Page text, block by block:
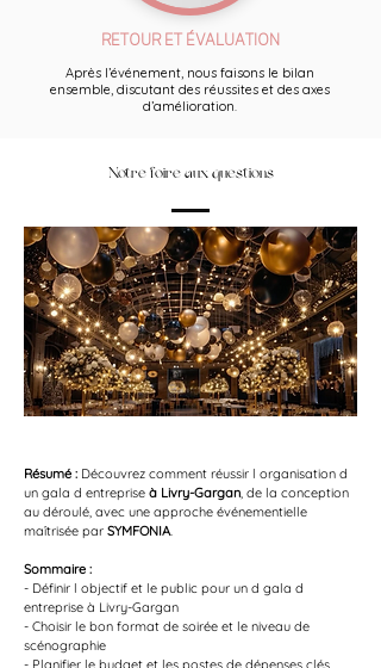
RETOUR ET ÉVALUATION
Après l’événement, nous faisons le bilan
ensemble, discutant des réussites et des axes
d’amélioration.
Notre foire aux questions
Résumé : Découvrez comment réussir l organisation d
un gala d entreprise à Livry-Gargan, de la conception
au déroulé, avec une approche événementielle
maîtrisée par SYMFONIA.
Sommaire :
- Définir l objectif et le public pour un d gala d
entreprise à Livry-Gargan
- Choisir le bon format de soirée et le niveau de
scénographie
- Planifier le budget et les postes de dépenses clés